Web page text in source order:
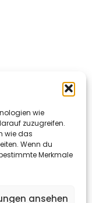
wie
zuzugreifen.
wie das
Wenn du
Merkmale
ansehen